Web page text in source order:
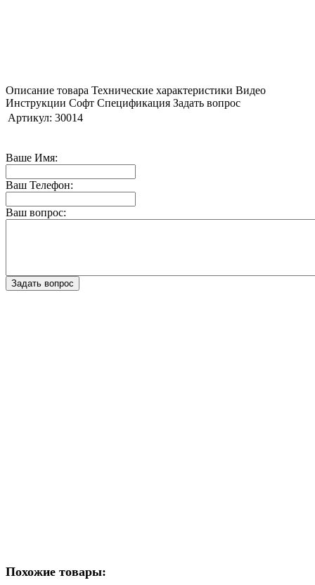
Описание товара Технические характеристики Видео
Инструкции Софт Спецификация Задать вопрос
Артикул: 30014
Ваше Имя:
Ваш Телефон:
Ваш вопрос:
Похожие товары: